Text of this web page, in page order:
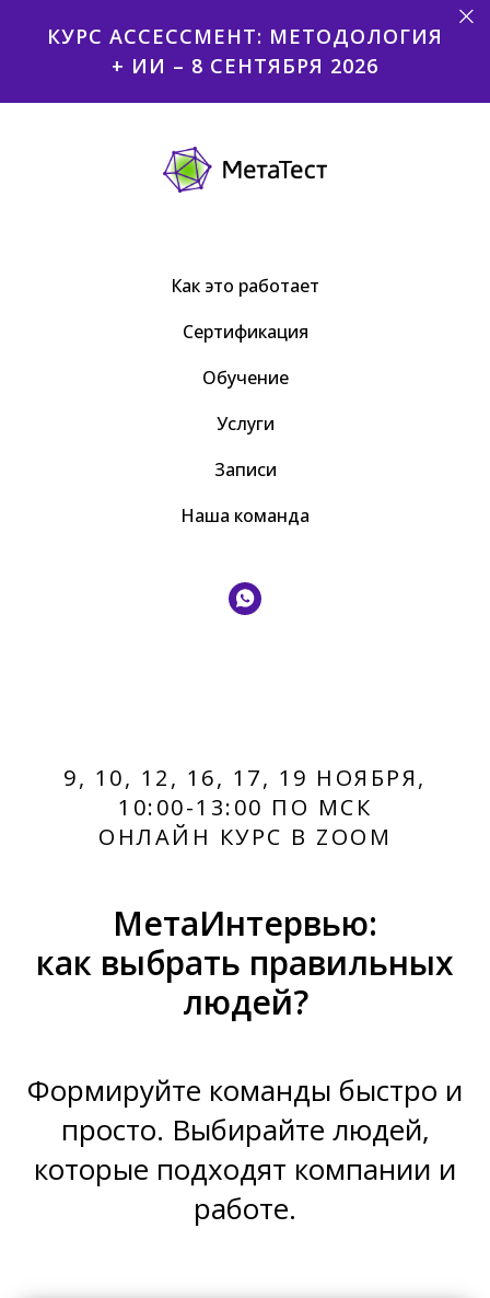
КУРС АССЕССМЕНТ: МЕТОДОЛОГИЯ
+ ИИ – 8 СЕНТЯБРЯ 2026
Как это работает
Сертификация
Обучение
Услуги
Записи
Наша команда
9, 10, 12, 16, 17, 19 НОЯБРЯ,
10:00-13:00 ПО МСК
ОНЛАЙН КУРС В ZOOM
МетаИнтервью:
как выбрать правильных
людей?
Формируйте команды быстро и
просто. Выбирайте людей,
которые подходят компании и
работе.